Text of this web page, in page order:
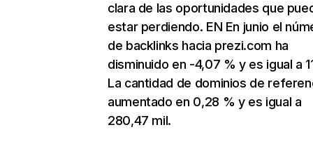
clara de las oportunidades que
estar perdiendo. EN En junio el
de backlinks hacia prezi.com ha
disminuido en -4,07 % y es igual a
La cantidad de dominios de
aumentado en 0,28 % y es igual a
280,47 mil.